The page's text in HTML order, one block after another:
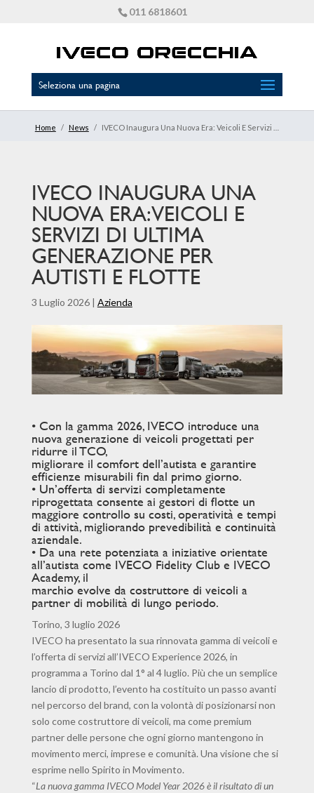
011 6818601
Seleziona una pagina
Home / News / IVECO Inaugura Una Nuova Era: Veicoli E Servizi Di Ultima Generazione Per Autisti E Flotte
IVECO INAUGURA UNA
NUOVA ERA: VEICOLI E
SERVIZI DI ULTIMA
GENERAZIONE PER
AUTISTI E FLOTTE
3 Luglio 2026| Azienda
• Con la gamma 2026, IVECO introduce una
nuova generazione di veicoli progettati per
ridurre il TCO,
migliorare il comfort dell’autista e garantire
efficienze misurabili fin dal primo giorno.
• Un’offerta di servizi completamente
riprogettata consente ai gestori di flotte un
maggiore controllo su costi, operatività e tempi
di attività, migliorando prevedibilità e continuità
aziendale.
• Da una rete potenziata a iniziative orientate
all’autista come IVECO Fidelity Club e IVECO
Academy, il
marchio evolve da costruttore di veicoli a
partner di mobilità di lungo periodo.
Torino, 3 luglio 2026
IVECO ha presentato la sua rinnovata gamma di veicoli e
l’offerta di servizi all’IVECO Experience 2026, in
programma a Torino dal 1° al 4 luglio. Più che un semplice
lancio di prodotto, l’evento ha costituito un passo avanti
nel percorso del brand, con la volontà di posizionarsi non
solo come costruttore di veicoli, ma come premium
partner delle persone che ogni giorno mantengono in
movimento merci, imprese e comunità. Una visione che si
esprime nello Spirito in Movimento.
“La nuova gamma IVECO Model Year 2026 è il risultato di un